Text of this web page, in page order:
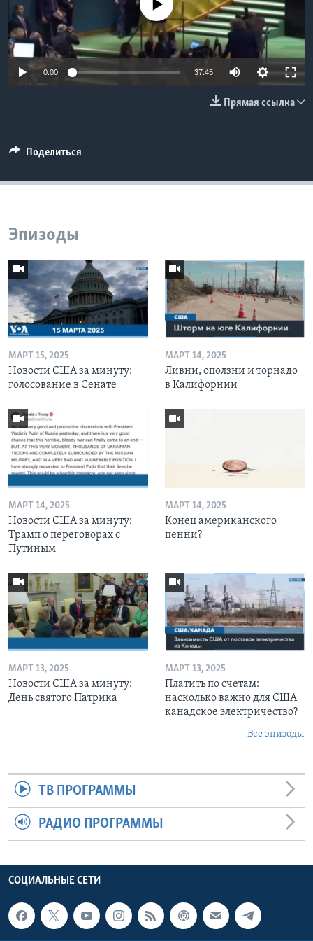
Learning English
СОЦИАЛЬНЫЕ СЕТИ
No media source currently available
0:00 37:45
Прямая ссылка
Поделиться
Эпизоды
МАРТ 15, 2025
Новости США за минуту:
голосование в Сенате
МАРТ 14, 2025
Ливни, оползни и торнадо
в Калифорнии
МАРТ 14, 2025
Новости США за минуту:
Трамп о переговорах с
Путиным
МАРТ 14, 2025
Конец американского
пенни?
МАРТ 13, 2025
Новости США за минуту:
День святого Патрика
МАРТ 13, 2025
Платить по счетам:
насколько важно для США
канадское электричество?
Все эпизоды
ТВ ПРОГРАММЫ
РАДИО ПРОГРАММЫ
СОЦИАЛЬНЫЕ СЕТИ